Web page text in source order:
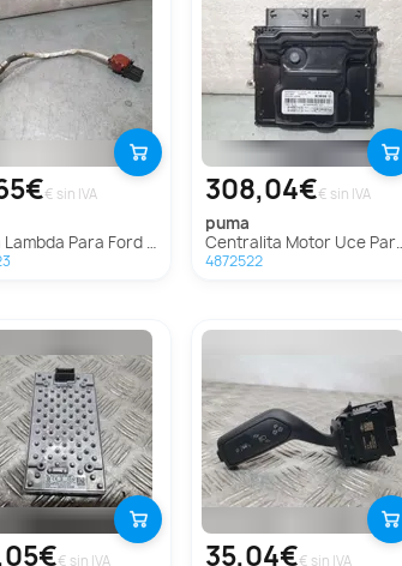
€ sin IVA
Para Ford Puma
308,04€€ sin IVA
puma
Centralita Motor Uce Para Ford Puma
4872522
€ sin IVA 35,04€€ sin IVA